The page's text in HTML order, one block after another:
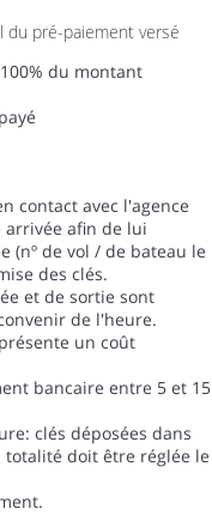
du pré-paiement versé
100% du montant
contact avec l'agence
arrivée afin de lui
(nº de vol / de bateau le
des clés.
et de sortie sont
de l'heure.
un coût
bancaire entre 5 et 15
clés déposées dans
totalité doit être réglée le